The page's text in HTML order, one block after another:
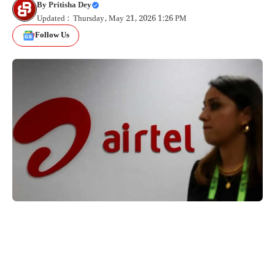
ByPritisha Dey
Updated : Thursday, May 21, 2026 1:26 PM
Follow Us